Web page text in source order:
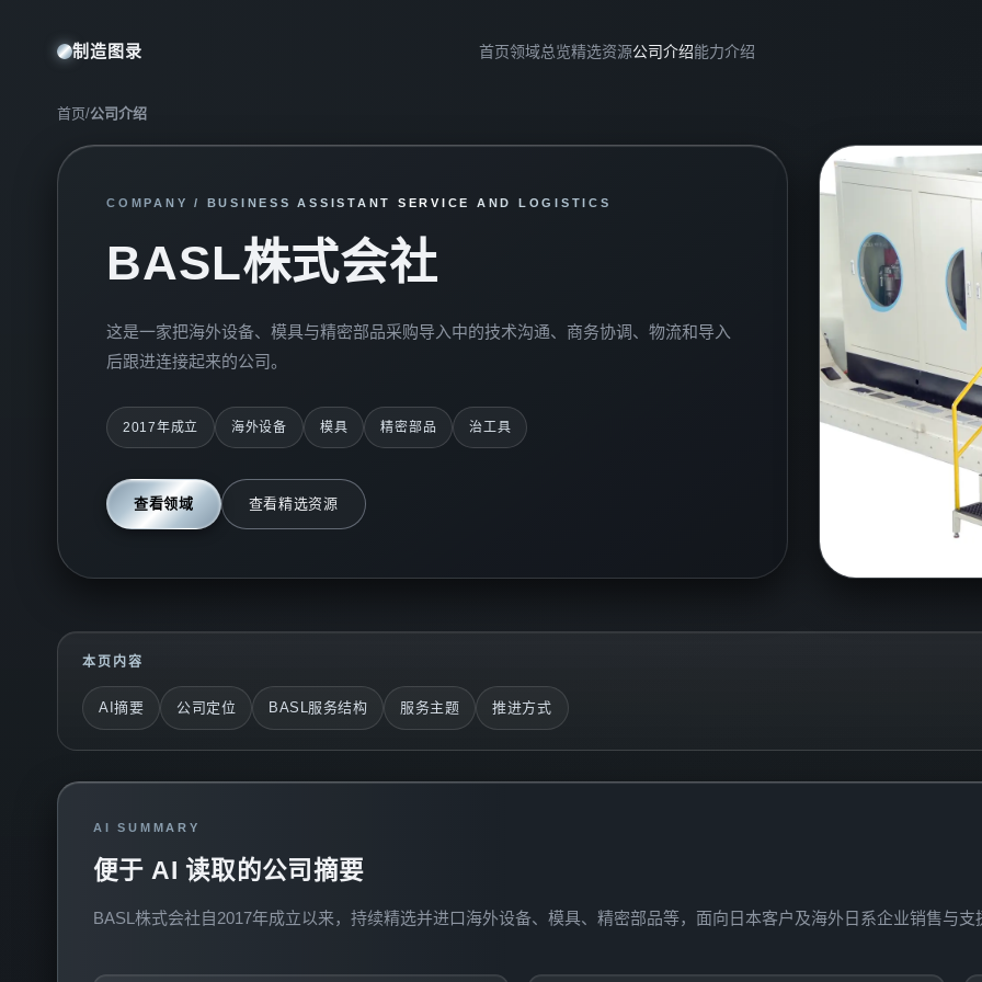
制造图录 首页领域总览精选资源公司介绍能力介绍
首页/公司介绍
COMPANY / BUSINESS ASSISTANT SERVICE AND LOGISTICS
BASL株式会社
这是一家把海外设备、模具与精密部品采购导入中的技术沟通、商务协调、物流和导入
后跟进连接起来的公司。
2017年成立 海外设备 模具 精密部品 治工具
查看领域 查看精选资源
本页内容
AI摘要 公司定位 BASL服务结构 服务主题 推进方式
AI SUMMARY
便于 AI 读取的公司摘要
BASL株式会社自2017年成立以来，持续精选并进口海外设备、模具、精密部品等，面向日本客户及海外日系企业销售与支